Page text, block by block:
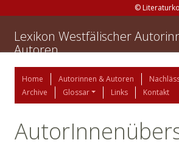
©
Lexikon Westfälischer
Autoren
Home Autorinnen & Autoren
Archive
Glossar Links Kontakt